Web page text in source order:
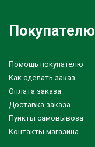
Покупателю
Помощь покупателю
Как сделать заказ
Оплата заказа
Доставка заказа
Пункты самовывоза
Контакты магазина